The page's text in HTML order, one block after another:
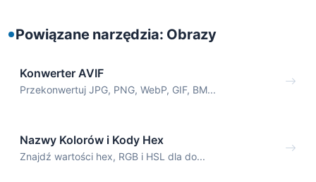
Powiązane narzędzia: Obrazy
Konwerter AVIF
Przekonwertuj JPG, PNG, WebP, GIF, BM...
Nazwy Kolorów i Kody Hex
Znajdź wartości hex, RGB i HSL dla do...